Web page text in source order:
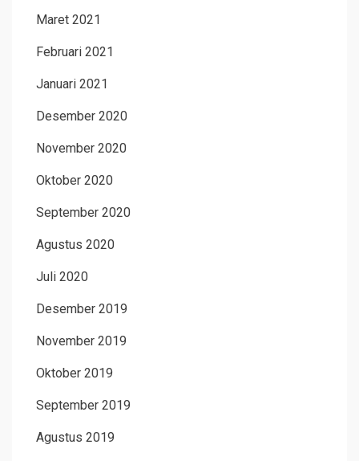
Maret 2021
Februari 2021
Januari 2021
Desember 2020
November 2020
Oktober 2020
September 2020
Agustus 2020
Juli 2020
Desember 2019
November 2019
Oktober 2019
September 2019
Agustus 2019